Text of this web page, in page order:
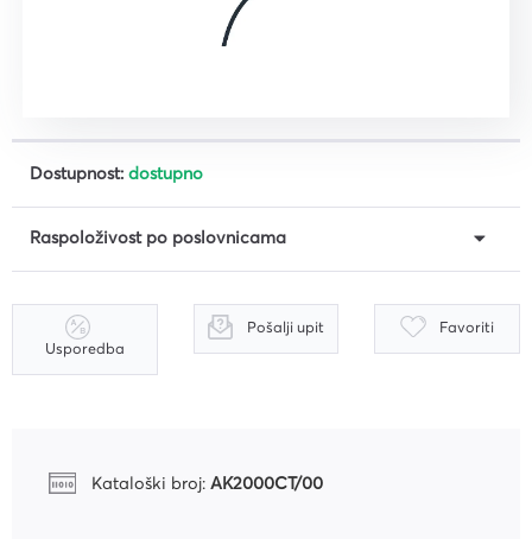
Dostupnost: dostupno
Raspoloživost po poslovnicama
Usporedba
Pošalji upit Favoriti
Kataloški broj: AK2000CT/00